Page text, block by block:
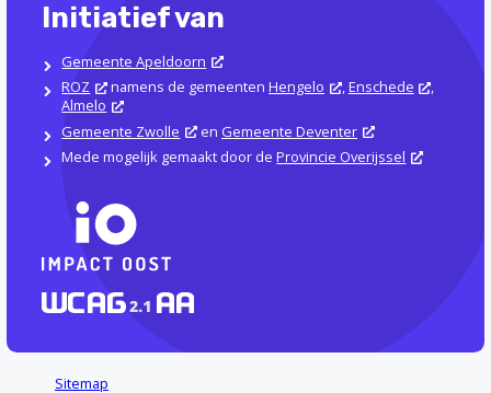
Initiatief van
Gemeente Apeldoorn
ROZ
namens de gemeentenHengelo ,Enschede
,
Almelo
Gemeente Zwolle
en Gemeente Deventer
Mede mogelijk gemaakt door deProvincie Overijssel
Sitemap